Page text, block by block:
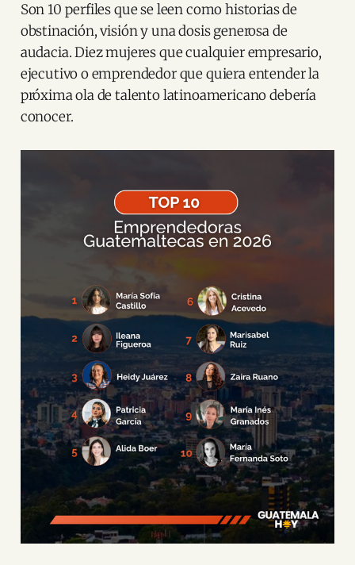
Son 10 perfiles que se leen como historias de
obstinación, visión y una dosis generosa de
audacia. Diez mujeres que cualquier empresario,
ejecutivo o emprendedor que quiera entender la
próxima ola de talento latinoamericano debería
conocer.